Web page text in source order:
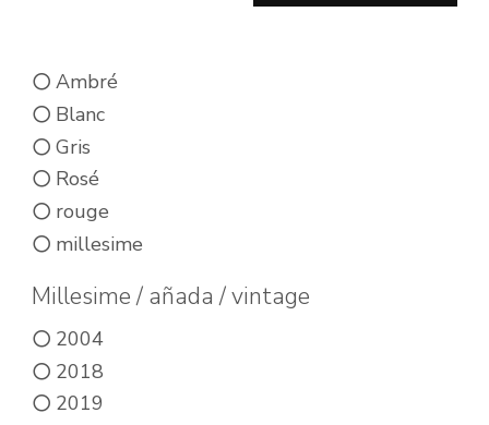
du
Ambré
Blanc
Gris
Rosé
rouge
millesime
Millesime / añada / vintage
2004
2018
2019